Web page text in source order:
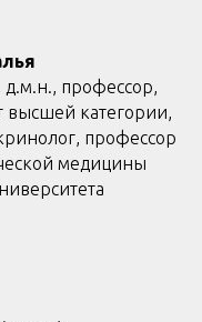
д.м.н., профессор,
высшей категории,
профессор
медицины